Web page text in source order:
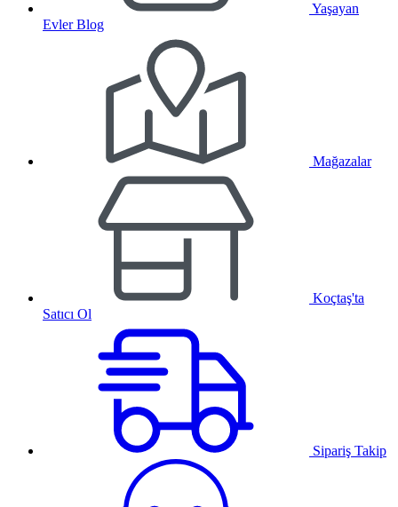
Yaşayan
Evler Blog
Mağazalar
Koçtaş'ta
Satıcı Ol
Sipariş Takip